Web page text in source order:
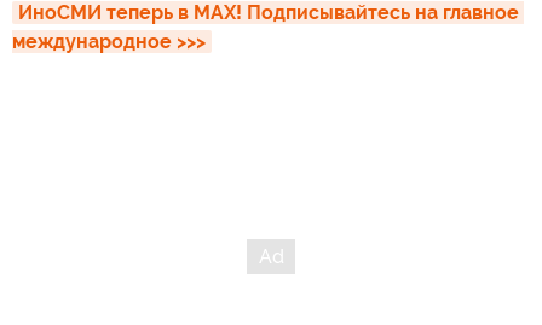
ИноСМИ теперь в MAX! Подписывайтесь на главное
международное >>>